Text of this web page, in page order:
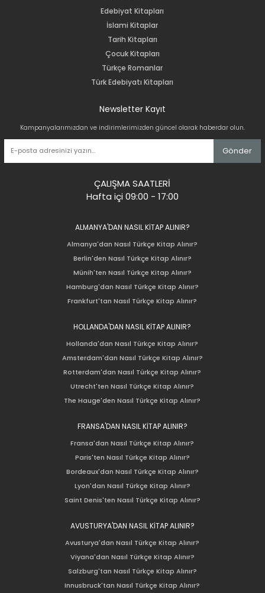
Edebiyat Kitapları
İslami Kitaplar
Tarih Kitapları
Çocuk Kitapları
Türkçe Romanlar
Türk Edebiyatı Kitapları
Newsletter Kayıt
Kampanyalarımızdan ve indirimlerimizden güncel olarak haberdar olun.
Gönder
ÇALIŞMA SAATLERİ
Hafta içi 09:00 - 17:00
ALMANYA'DAN NASIL KİTAP ALINIR?
Almanya'dan Nasıl Türkçe Kitap Alınır?
Berlin'den Nasıl Türkçe Kitap Alınır?
Münih'ten Nasıl Türkçe Kitap Alınır?
Hamburg'dan Nasıl Türkçe Kitap Alınır?
Frankfurt'tan Nasıl Türkçe Kitap Alınır?
HOLLANDA'DAN NASIL KİTAP ALINIR?
Hollanda'dan Nasıl Türkçe Kitap Alınır?
Amsterdam'dan Nasıl Türkçe Kitap Alınır?
Rotterdam'dan Nasıl Türkçe Kitap Alınır?
Utrecht'ten Nasıl Türkçe Kitap Alınır?
The Hauge'den Nasıl Türkçe Kitap Alınır?
FRANSA'DAN NASIL KİTAP ALINIR?
Fransa'dan Nasıl Türkçe Kitap Alınır?
Paris'ten Nasıl Türkçe Kitap Alınır?
Bordeaux'dan Nasıl Türkçe Kitap Alınır?
Lyon'dan Nasıl Türkçe Kitap Alınır?
Saint Denis'ten Nasıl Türkçe Kitap Alınır?
AVUSTURYA'DAN NASIL KİTAP ALINIR?
Avusturya'dan Nasıl Türkçe Kitap Alınır?
Viyana'dan Nasıl Türkçe Kitap Alınır?
Salzburg'tan Nasıl Türkçe Kitap Alınır?
Innusbruck'tan Nasıl Türkçe Kitap Alınır?